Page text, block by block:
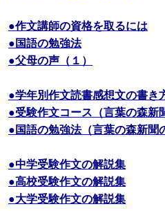
●作文講師の資格を取るには
●国語の勉強法
●父母の声（１）
●学年別作文読書感想文の書き
●受験作文コース（言葉の森新
●国語の勉強法（言葉の森新聞
●中学受験作文の解説集
●高校受験作文の解説集
●大学受験作文の解説集